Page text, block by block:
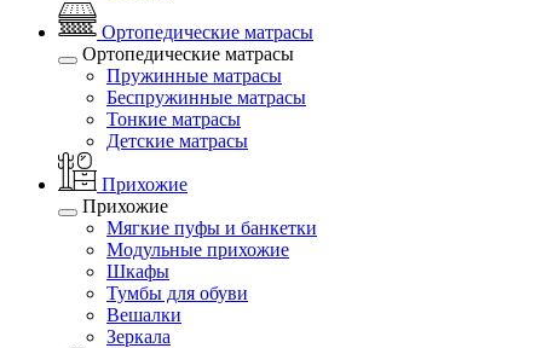
Ортопедические матрасы
Ортопедические матрасы
Пружинные матрасы
Беспружинные матрасы
Тонкие матрасы
Детские матрасы
Прихожие
Прихожие
Мягкие пуфы и банкетки
Модульные прихожие
Шкафы
Тумбы для обуви
Вешалки
Зеркала